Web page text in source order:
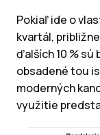
Pokiaľ ide o
kvartál,
ďalších 10 % sú
obsadené tou
moderných
využitie